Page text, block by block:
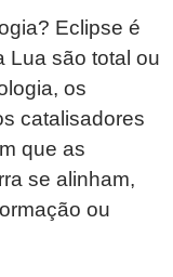
Eclipse é
Lua são total ou
os
catalisadores
que as
se alinham,
ou